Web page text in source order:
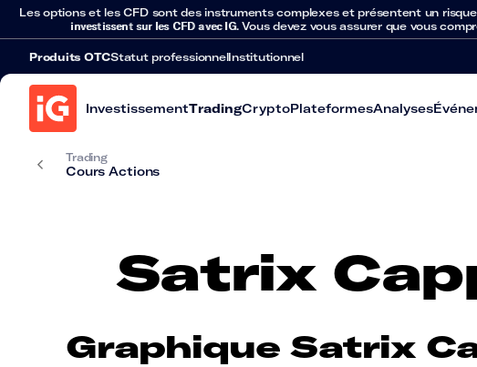
Les options et les CFD sont des instruments complexes et présentent un
investissent sur les CFD avec IG. Vous devez vous assurer que vous
Produits OTCStatut professionnelInstitutionnel
InvestissementTradingCryptoPlateformesAnalyses
Trading
Cours Actions
Satrix
Graphique Satrix